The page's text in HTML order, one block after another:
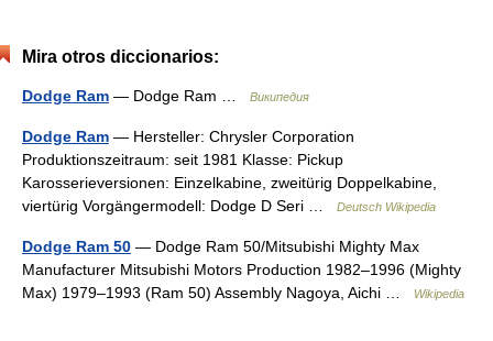
Mira otros diccionarios:
Dodge Ram — Dodge Ram … Википедия
Dodge Ram — Hersteller: Chrysler Corporation
Produktionszeitraum: seit 1981 Klasse: Pickup
Karosserieversionen: Einzelkabine, zweitürig Doppelkabine,
viertürig Vorgängermodell: Dodge D Seri …
Deutsch Wikipedia
Dodge Ram 50 — Dodge Ram 50/Mitsubishi Mighty Max
Manufacturer Mitsubishi Motors Production 1982–1996 (Mighty
Max) 1979–1993 (Ram 50) Assembly Nagoya, Aichi …
Wikipedia